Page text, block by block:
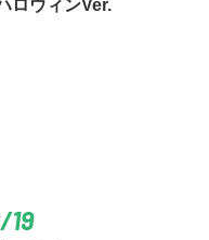
ロウィンVer.
19